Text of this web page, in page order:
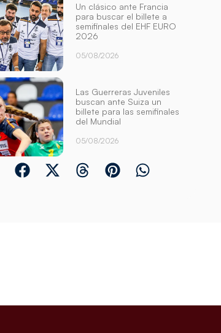
Un clásico ante Francia
para buscar el billete a
semifinales del EHF EURO
2026
05/08/2026
Las Guerreras Juveniles
buscan ante Suiza un
billete para las semifinales
del Mundial
05/08/2026